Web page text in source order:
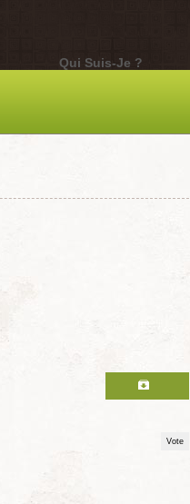
Qui Suis-Je ?